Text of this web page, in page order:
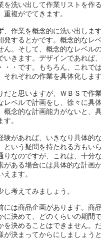
を洗い出して作業リストを作
重複がでてきます。
、作業を概念的に洗い出しま
発するとかです。概念的なレ
ん。そして、概念的なレベル
いきます。デザインであれば
・・です。もちろん、これで
それぞれの作業を具体化します
だと思いますが、ＷＢＳで作
レベルで計画をし、徐々に具
概念的な計画能力がないと、
。
験があれば、いきなり具体的
という疑問を持たれる方もい
りなのですが、これは、十分
がある場合には具体的な計画
ます。
し考えてみましょう。
には商品企画があります。商
に決めて、どのくらいの期間
を決めることはできません。
が決まってからにしましょう